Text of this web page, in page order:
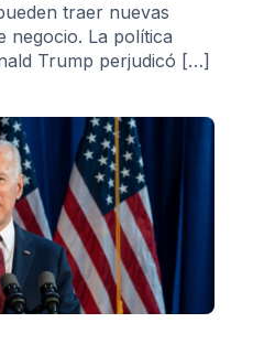
traer nuevas
negocio. La política
Trump perjudicó […]